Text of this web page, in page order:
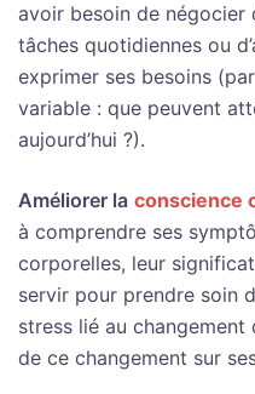
avoir besoin de négocier
tâches quotidiennes ou
exprimer ses besoins
variable : que peuvent
aujourd’hui ?).
Améliorer la conscience
à comprendre ses
corporelles, leur
servir pour prendre soin
stress lié au
de ce changement sur